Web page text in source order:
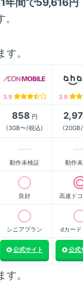
年間で59,616円
。
3.9 3.8
858 円
(3GB〜/税込)
動作未検証 動作
良好 高速ド
シニアプラン dカード
公式サイト 公式
。